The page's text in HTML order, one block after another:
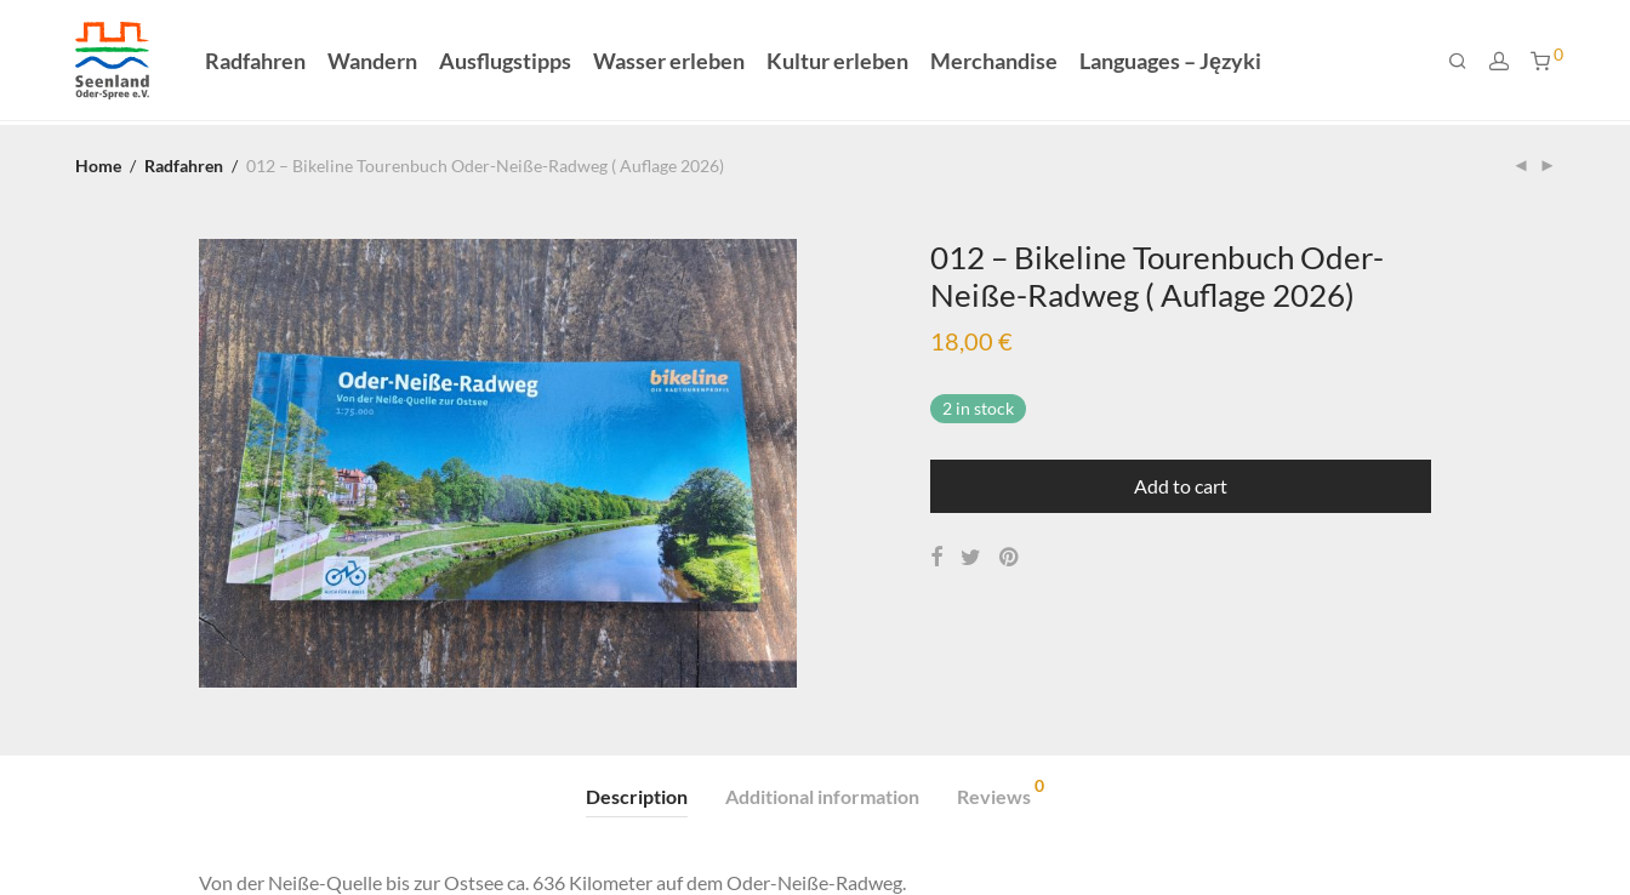
Radfahren Wandern Ausflugstipps Wasser erleben Kultur erleben Merchandise Languages – Języki 0
Home / Radfahren / 012 – Bikeline Tourenbuch Oder-Neiße-Radweg ( Auflage 2026)
012 – Bikeline Tourenbuch Oder-
Neiße-Radweg ( Auflage 2026)
18,00 €
2 in stock
Add to cart
Description Additional information Reviews0
Von der Neiße-Quelle bis zur Ostsee ca. 636 Kilometer auf dem Oder-Neiße-Radweg.